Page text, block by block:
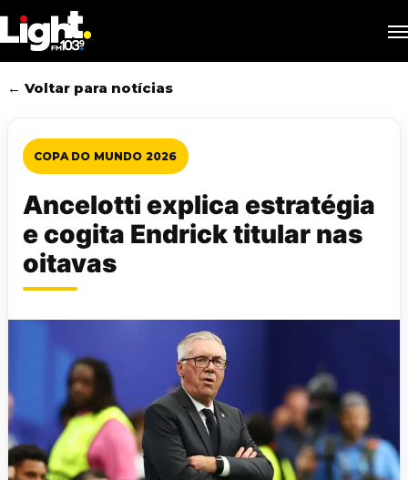
to
main
content
← Voltar para notícias
COPA DO MUNDO 2026
Ancelotti explica estratégia
e cogita Endrick titular nas
oitavas